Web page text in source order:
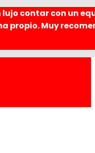
contar con un
propio. Muy